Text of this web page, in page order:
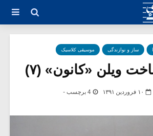
ساز و نوازندگی موسیقی کلاسیک
ویلن «کانون» (۷)
۱۰ فروردین ۱۳۹۱ 4 برچسب -